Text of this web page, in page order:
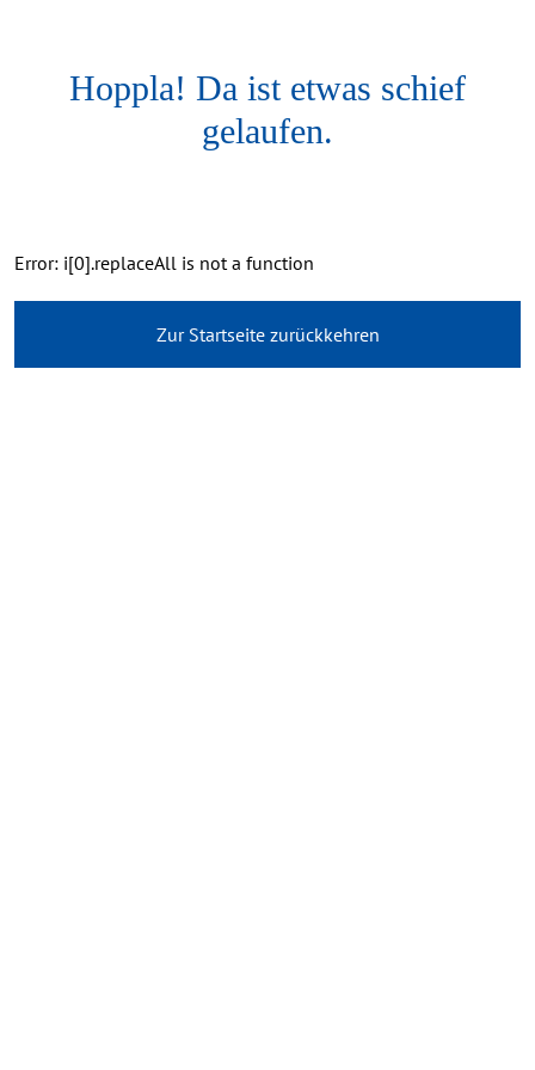
Hoppla! Da ist etwas schief
gelaufen.
Error: i[0].replaceAll is not a function
Zur Startseite zurückkehren